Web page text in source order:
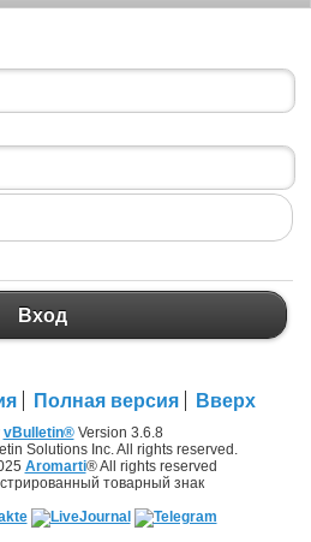
Вход
Полная версия Вверх
vBulletin®Version 3.6.8
Solutions Inc. All rights reserved.
Aromarti® All rights reserved
товарный знак